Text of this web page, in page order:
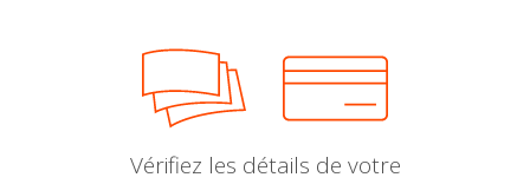
Vérifiez les détails de votre